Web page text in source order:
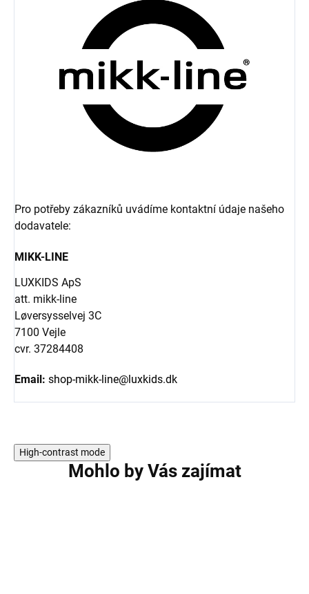
Pro potřeby zákazníků uvádíme kontaktní údaje našeho
dodavatele:
MIKK-LINE
LUXKIDS ApS
att. mikk-line
Løversysselvej 3C
7100 Vejle
cvr. 37284408
Email: shop-mikk-line@luxkids.dk
High-contrast mode
Mohlo by Vás zajímat